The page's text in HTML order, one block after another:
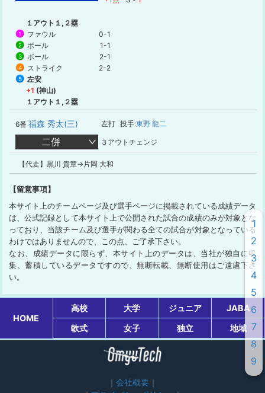
１アウト１,２塁
1 ファウル 0-1
2 ボール 1-1
3 ボール 2-1
4 ストライク 2-2
5
左安
+1 (神山)
１アウト１,２塁
6番 福森 秀太(三) 左打 投手:東野 龍二
二併 ３アウトチェンジ
【代走】黒川 貴章→片岡 大和
【留意事項】
本サイト上のチームページ及び選手ページに掲載されている成績データ
は、公式記録として本サイト上で公開された試合の成績のみが対象とな
っており、当該チーム及び選手が関わる全ての試合が対象となっている
わけではありませんので、この点、ご了承下さい。
なお、成績データに限らず、本サイト上のデータは、当社が独自に収
集、蓄積しているデータですので、無断転載、無断使用はご遠慮下さ
い。
HOME
高校 大学 ジュニア
JABA
軟式
女子 独立 地域
会社概要
1
2
3
4
5
6
7
8
9